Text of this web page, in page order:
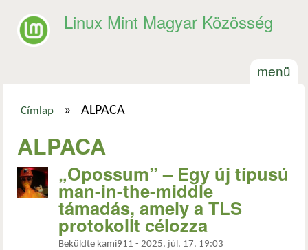
Linux Mint Magyar Közösség
menü
Címlap » ALPACA
ALPACA
„Opossum” – Egy új típusú
man-in-the-middle
támadás, amely a TLS
protokollt célozza
Beküldte kami911 - 2025. júl. 17. 19:03